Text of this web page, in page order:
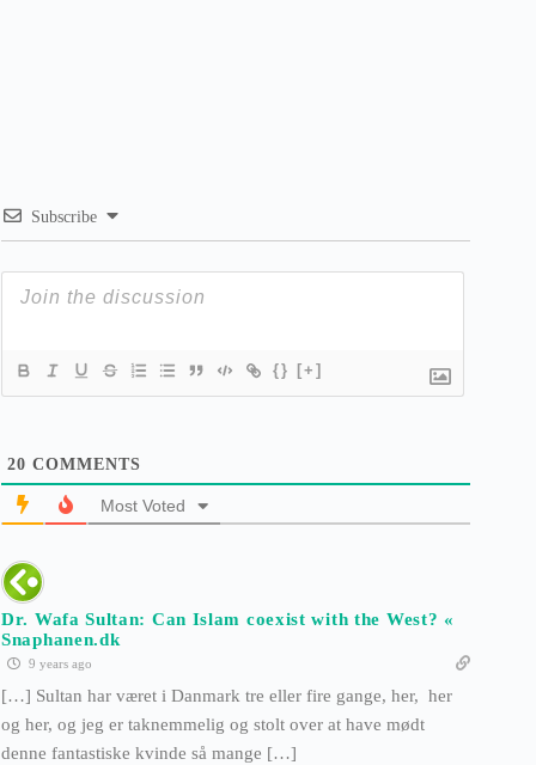
Subscribe
{} [+]
20 COMMENTS
Most Voted
Dr. Wafa Sultan: Can Islam coexist with the West? «
Snaphanen.dk
9 years ago
[…] Sultan har været i Danmark tre eller fire gange, her, her
og her, og jeg er taknemmelig og stolt over at have mødt
denne fantastiske kvinde så mange […]